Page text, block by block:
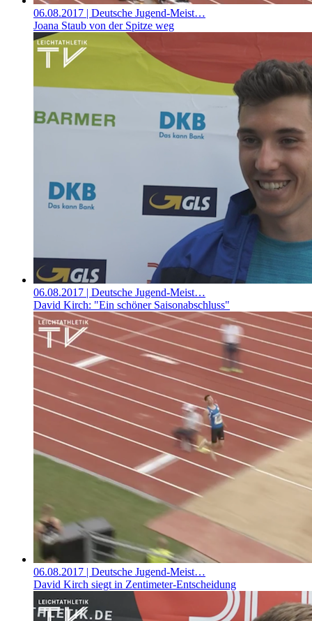
06.08.2017 | Deutsche Jugend-Meist…
Joana Staub von der Spitze weg
06.08.2017 | Deutsche Jugend-Meist…
David Kirch: "Ein schöner Saisonabschluss"
06.08.2017 | Deutsche Jugend-Meist…
David Kirch siegt in Zentimeter-Entscheidung